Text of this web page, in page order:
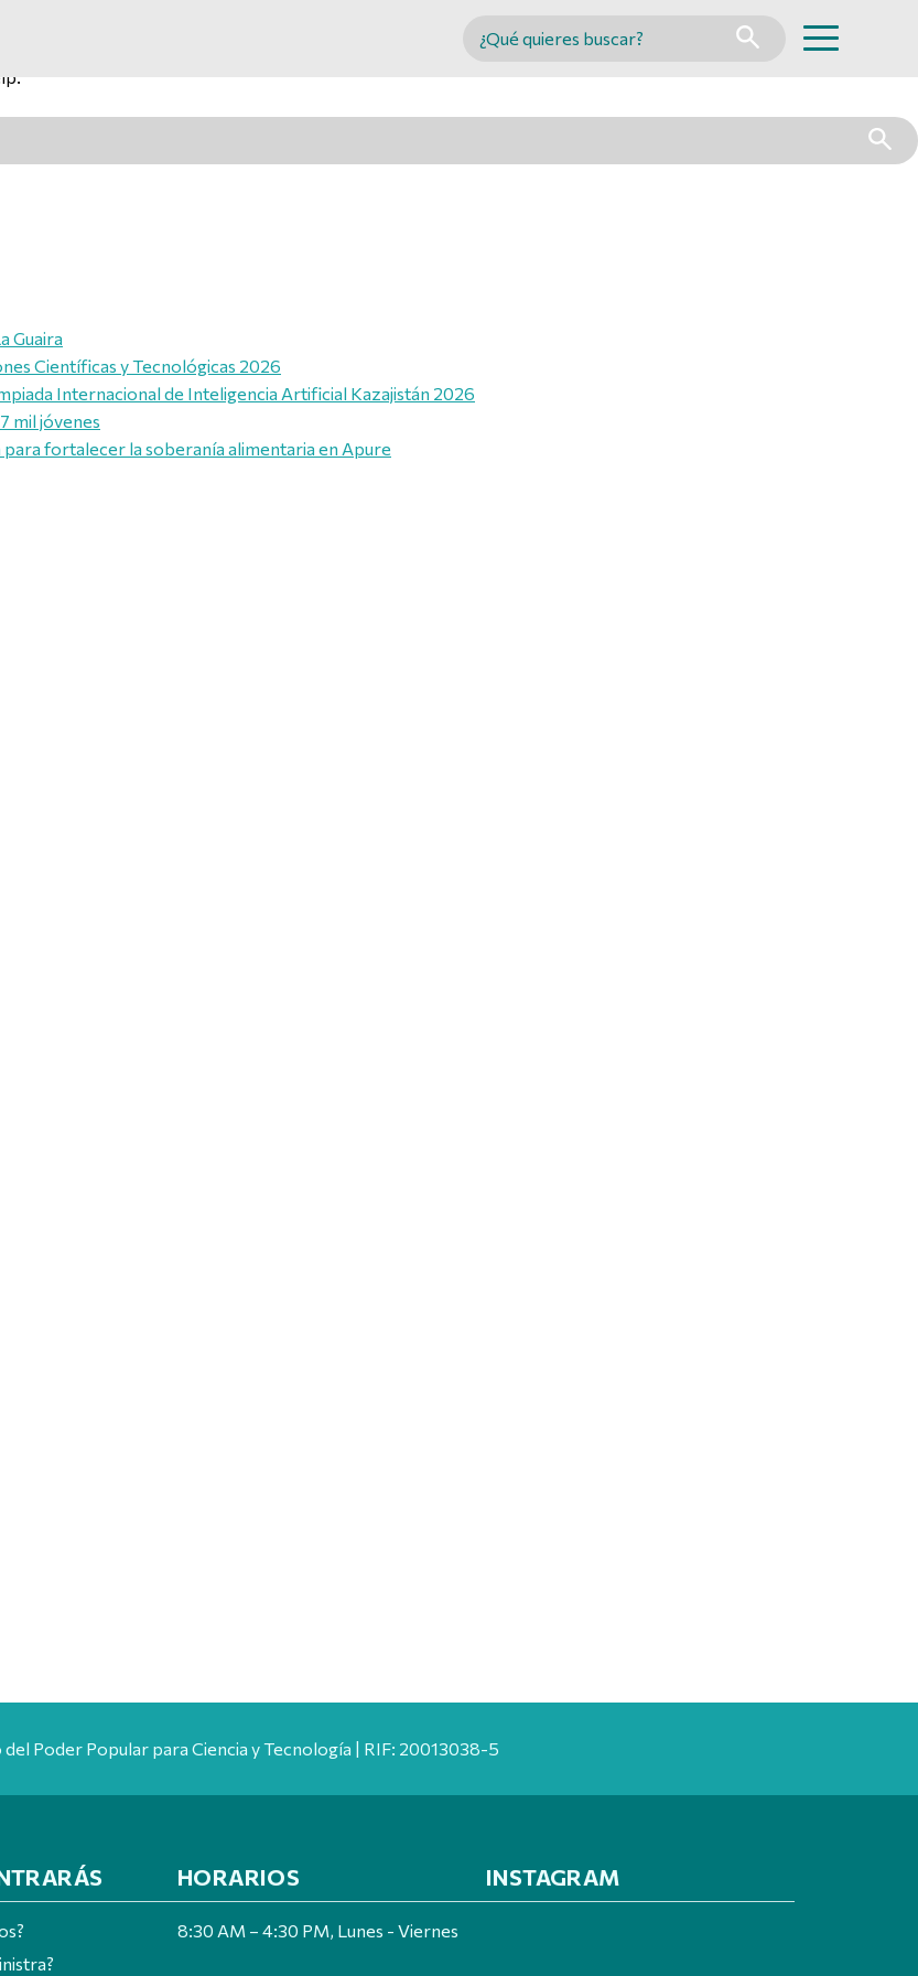
Buscar en MINCYT
Guaira
Científicas y Tecnológicas 2026
Internacional de Inteligencia Artificial Kazajistán 2026
mil jóvenes
fortalecer la soberanía alimentaria en Apure
Poder Popular para Ciencia y Tecnología | RIF: 20013038-5
HORARIOS
8:30 AM – 4:30 PM, Lunes - Viernes
INSTAGRAM